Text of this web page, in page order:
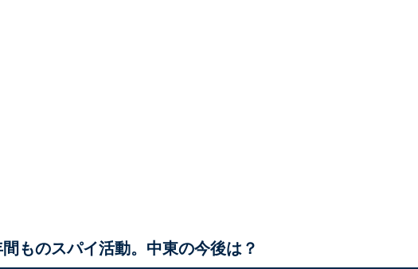
ものスパイ活動。中東の今後は？